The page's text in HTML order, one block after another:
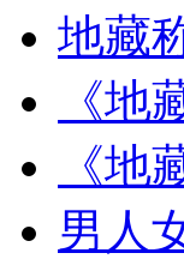
地藏
《地
《地
男人